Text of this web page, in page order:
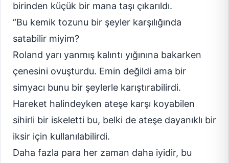
birinden küçük bir mana taşı çıkarıldı.
“Bu kemik tozunu bir şeyler karşılığında
satabilir miyim?
Roland yarı yanmış kalıntı yığınına bakarken
çenesini ovuşturdu. Emin değildi ama bir
simyacı bunu bir şeylerle karıştırabilirdi.
Hareket halindeyken ateşe karşı koyabilen
sihirli bir iskeletti bu, belki de ateşe dayanıklı bir
iksir için kullanılabilirdi.
Daha fazla para her zaman daha iyidir, bu